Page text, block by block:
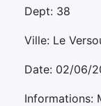
Dept: 38
Ville: Le
Date: 02/06/
Informations: